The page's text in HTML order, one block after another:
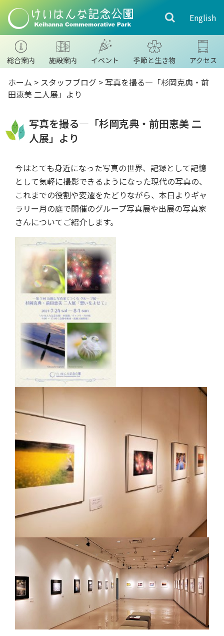
English
総合案内 施設案内 イベント 季節と生き物 アクセス
ホーム > スタッフブログ >写真を撮る―「杉岡克典・前
田恵美 二人展」より
写真を撮る―「杉岡克典・前田恵美 二
人展」より
今はとても身近になった写真の世界、記録として記憶
として気軽に撮影できるようになった現代の写真の、
これまでの役割や変遷をたどりながら、本日よりギャ
ラリー月の庭で開催のグループ写真展や出展の写真家
さんについてご紹介します。